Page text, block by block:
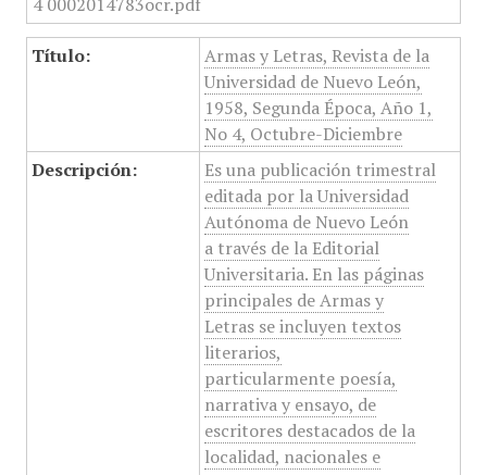
Título:
Armas y Letras, Revista de la
Universidad de Nuevo León,
1958, Segunda Época, Año 1,
No 4, Octubre-Diciembre
Descripción:
Es una publicación trimestral
editada por la Universidad
Autónoma de Nuevo León
a través de la Editorial
Universitaria. En las páginas
principales de Armas y
Letras se incluyen textos
literarios,
particularmente poesía,
narrativa y ensayo, de
escritores destacados de la
localidad, nacionales e